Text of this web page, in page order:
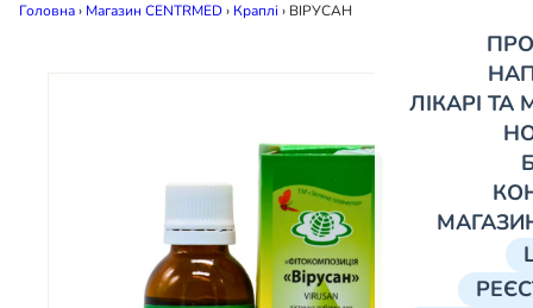
ЛІКАРІ
Головна› Магазин CENTRMED› Краплі › ВІРУСАН